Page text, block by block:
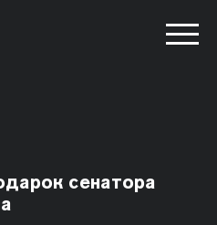
сенатора